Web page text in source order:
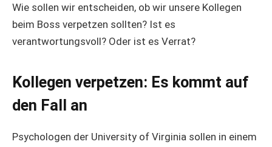
Wie sollen wir entscheiden, ob wir unsere Kollegen
beim Boss verpetzen sollten? Ist es
verantwortungsvoll? Oder ist es Verrat?
Kollegen verpetzen: Es kommt auf
den Fall an
Psychologen der University of Virginia sollen in einem